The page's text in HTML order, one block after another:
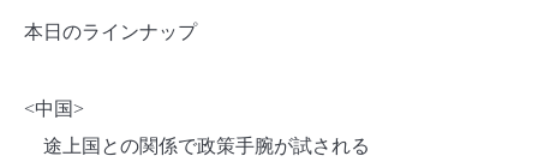
本日のラインナップ
<中国>
途上国との関係で政策手腕が試される